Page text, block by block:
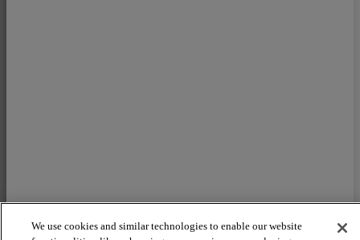
We use cookies and similar technologies to enable our website